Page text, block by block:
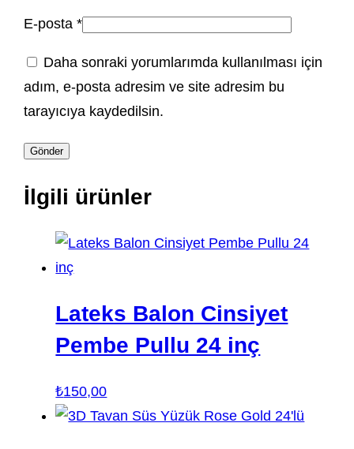
E-posta*
Daha sonraki yorumlarımda kullanılması için
adım, e-posta adresim ve site adresim bu
tarayıcıya kaydedilsin.
İlgili ürünler
Lateks Balon Cinsiyet
Pembe Pullu 24 inç
₺150,00